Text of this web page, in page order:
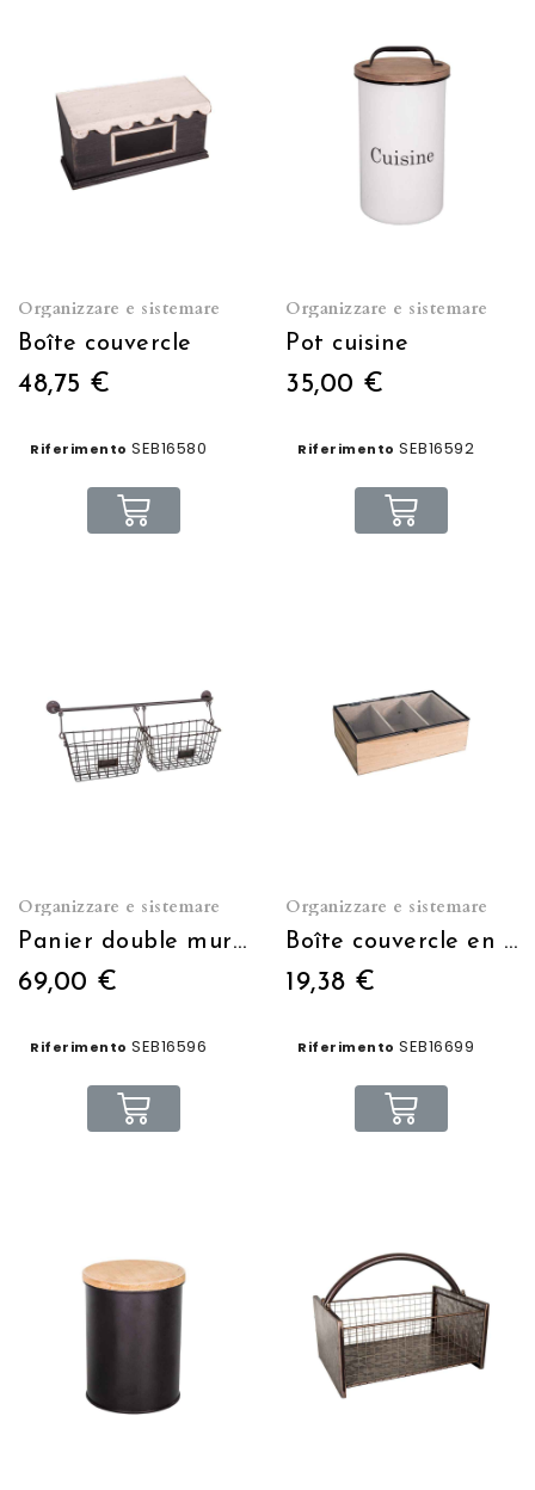
Organizzare e sistemare
Boîte couvercle
48,75 €
Riferimento SEB16580
Organizzare e sistemare
Pot cuisine
35,00 €
Riferimento SEB16592
Organizzare e sistemare
Panier double mural sur barre
69,00 €
Riferimento SEB16596
Organizzare e sistemare
Boîte couvercle en verre 24*16*7
19,38 €
Riferimento SEB16699